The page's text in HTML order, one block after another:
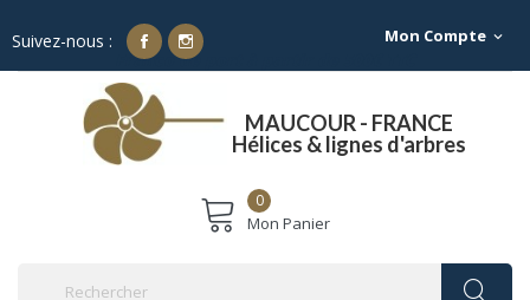
Suivez-nous : Mon Compte expand_more
Franco de port à partir de 500€ TTC
MAUCOUR - FRANCE
Hélices & lignes d'arbres
0
Mon Panier